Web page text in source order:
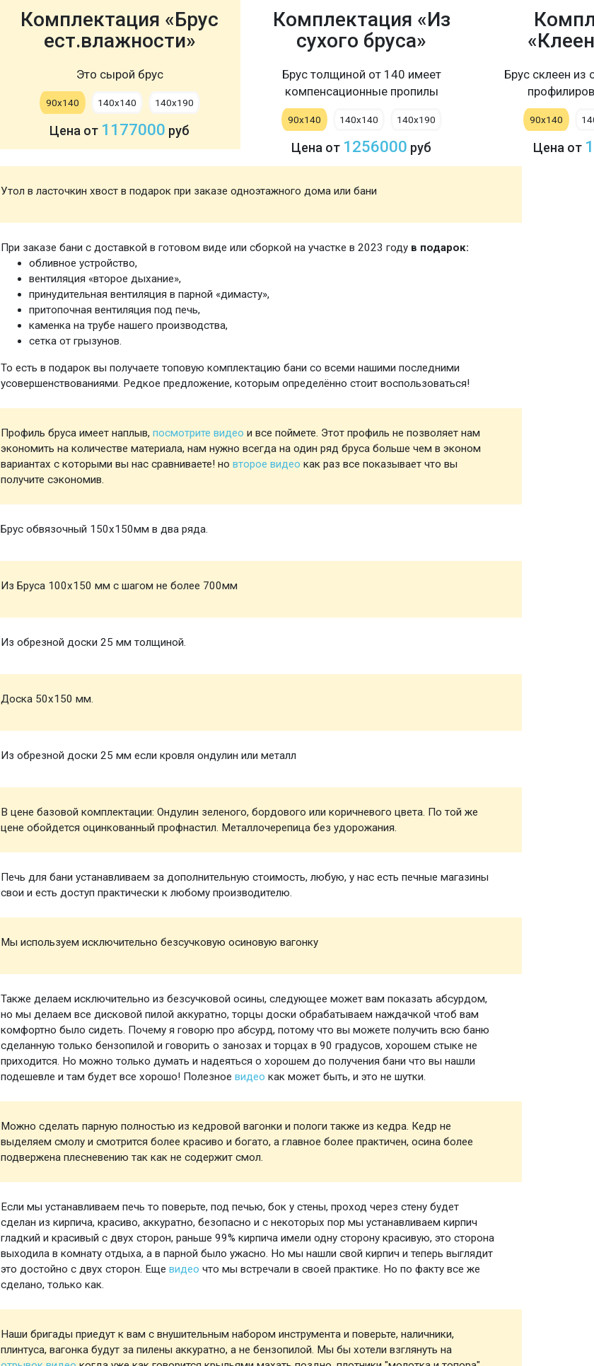
Комплектация «Брус
ест.влажности»
Это сырой брус
90х140 140х140 140х190
Цена от 1177000 руб
Комплектация «Из
сухого бруса»
Брус толщиной от 140 имеет
компенсационные пропилы
90х140 140х140 140х190
Цена от 1256000 руб
Брус склеен из
90х140
Цена от
Утол в ласточкин хвост в подарок при заказе одноэтажного дома или бани
При заказе бани с доставкой в готовом виде или сборкой на участке в 2023 году в подарок:
обливное устройство,
вентиляция «второе дыхание»,
принудительная вентиляция в парной «димасту»,
притопочная вентиляция под печь,
каменка на трубе нашего производства,
сетка от грызунов.
То есть в подарок вы получаете топовую комплектацию бани со всеми нашими последними
усовершенствованиями. Редкое предложение, которым определённо стоит воспользоваться!
Профиль бруса имеет наплыв, посмотрите видео и все поймете. Этот профиль не позволяет нам
экономить на количестве материала, нам нужно всегда на один ряд бруса больше чем в эконом
вариантах с которыми вы нас сравниваете! но второе видео как раз все показывает что вы
получите сэкономив.
Брус обвязочный 150х150мм в два ряда.
Из Бруса 100х150 мм с шагом не более 700мм
Из обрезной доски 25 мм толщиной.
Доска 50х150 мм.
Из обрезной доски 25 мм если кровля ондулин или металл
В цене базовой комплектации: Ондулин зеленого, бордового или коричневого цвета. По той же
цене обойдется оцинкованный профнастил. Металлочерепица без удорожания.
Печь для бани устанавливаем за дополнительную стоимость, любую, у нас есть печные магазины
свои и есть доступ практически к любому производителю.
Мы используем исключительно безсучковую осиновую вагонку
Также делаем исключительно из безсучковой осины, следующее может вам показать абсурдом,
но мы делаем все дисковой пилой аккуратно, торцы доски обрабатываем наждачкой чтоб вам
комфортно было сидеть. Почему я говорю про абсурд, потому что вы можете получить всю баню
сделанную только бензопилой и говорить о занозах и торцах в 90 градусов, хорошем стыке не
приходится. Но можно только думать и надеяться о хорошем до получения бани что вы нашли
подешевле и там будет все хорошо! Полезное видео как может быть, и это не шутки.
Можно сделать парную полностью из кедровой вагонки и пологи также из кедра. Кедр не
выделяем смолу и смотрится более красиво и богато, а главное более практичен, осина более
подвержена плесневению так как не содержит смол.
Если мы устанавливаем печь то поверьте, под печью, бок у стены, проход через стену будет
сделан из кирпича, красиво, аккуратно, безопасно и с некоторых пор мы устанавливаем кирпич
гладкий и красивый с двух сторон, раньше 99% кирпича имели одну сторону красивую, это сторона
выходила в комнату отдыха, а в парной было ужасно. Но мы нашли свой кирпич и теперь выглядит
это достойно с двух сторон. Еще видео что мы встречали в своей практике. Но по факту все же
сделано, только как.
Наши бригады приедут к вам с внушительным набором инструмента и поверьте, наличники,
плинтуса, вагонка будут за пилены аккуратно, а не бензопилой. Мы бы хотели взглянуть на